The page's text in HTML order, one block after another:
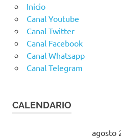
Inicio
Canal Youtube
Canal Twitter
Canal Facebook
Canal Whatsapp
Canal Telegram
CALENDARIO
agosto